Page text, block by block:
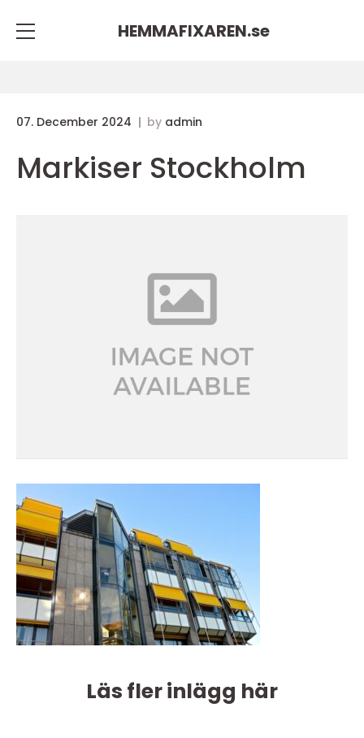
HEMMAFIXAREN.se
07. December 2024 by admin
Markiser Stockholm
Läs fler inlägg här